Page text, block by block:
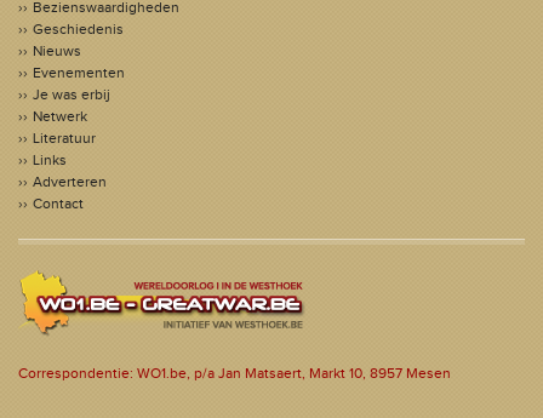
Bezienswaardigheden
Geschiedenis
Nieuws
Evenementen
Je was erbij
Netwerk
Literatuur
Links
Adverteren
Contact
Correspondentie: WO1.be, p/a Jan Matsaert, Markt 10, 8957 Mesen